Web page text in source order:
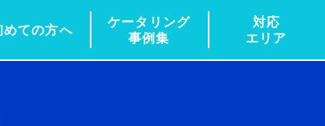
めての方へ
ケータリング
事例集
対応
エリア